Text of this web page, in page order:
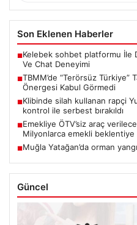
Son Eklenen Haberler
■Kelebek sohbet platformu İle
Ve Chat Deneyimi
■TBMM’de “Terörsüz Türkiye”
Önergesi Kabul Görmedi
■Klibinde silah kullanan rapçi
kontrol ile serbest bırakıldı
■Emekliye ÖTV’siz araç
Milyonlarca emekli beklentiye
■Muğla Yatağan’da orman
Güncel